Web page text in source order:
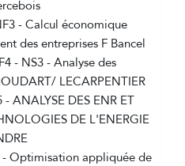
- Calcul économique
des entreprises F Bancel
- NS3 - Analyse des
LECARPENTIER
ANALYSE DES ENR ET
DE L'ENERGIE
- Optimisation appliquée de